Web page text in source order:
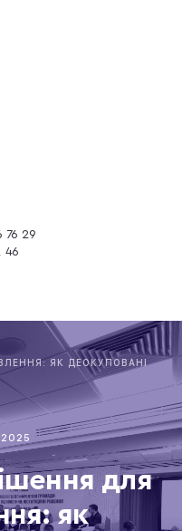
76 29
46
ЯК ДЕОКУПОВАНІ
для
як